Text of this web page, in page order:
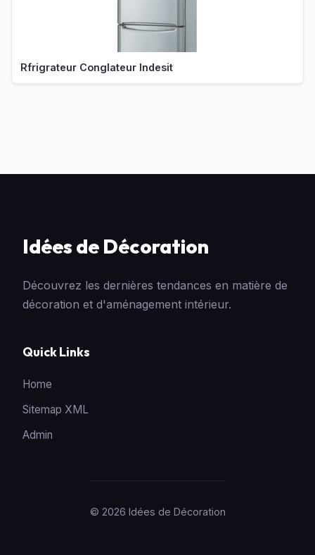
Rfrigrateur Conglateur Indesit
Idées de Décoration
Découvrez les dernières tendances en matière de
décoration et d'aménagement intérieur.
Quick Links
Home
Sitemap XML
Admin
© 2026 Idées de Décoration